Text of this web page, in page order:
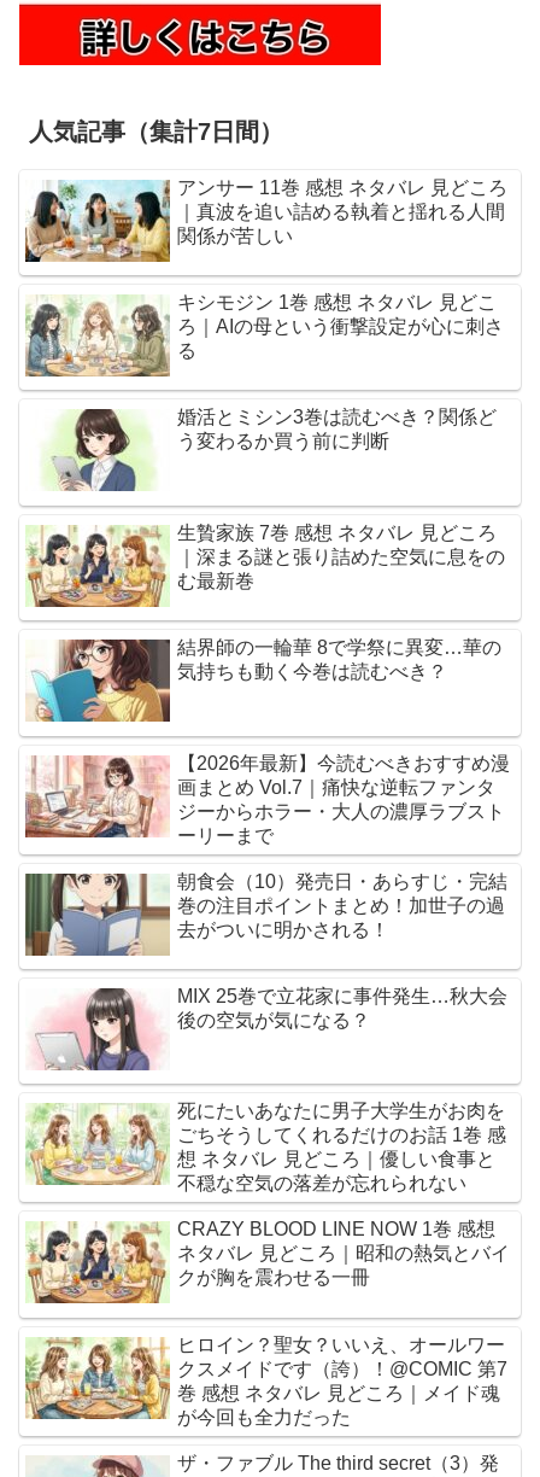
人気記事（集計7日間）
アンサー 11巻 感想 ネタバレ 見どころ
｜真波を追い詰める執着と揺れる人間
関係が苦しい
キシモジン 1巻 感想 ネタバレ 見どこ
ろ｜AIの母という衝撃設定が心に刺さ
る
婚活とミシン3巻は読むべき？関係ど
う変わるか買う前に判断
生贄家族 7巻 感想 ネタバレ 見どころ
｜深まる謎と張り詰めた空気に息をの
む最新巻
結界師の一輪華 8で学祭に異変…華の
気持ちも動く今巻は読むべき？
【2026年最新】今読むべきおすすめ漫
画まとめ Vol.7｜痛快な逆転ファンタ
ジーからホラー・大人の濃厚ラブスト
ーリーまで
朝食会（10）発売日・あらすじ・完結
巻の注目ポイントまとめ！加世子の過
去がついに明かされる！
MIX 25巻で立花家に事件発生…秋大会
後の空気が気になる？
死にたいあなたに男子大学生がお肉を
ごちそうしてくれるだけのお話 1巻 感
想 ネタバレ 見どころ｜優しい食事と
不穏な空気の落差が忘れられない
CRAZY BLOOD LINE NOW 1巻 感想
ネタバレ 見どころ｜昭和の熱気とバイ
クが胸を震わせる一冊
ヒロイン？聖女？いいえ、オールワー
クスメイドです（誇）！@COMIC 第7
巻 感想 ネタバレ 見どころ｜メイド魂
が今回も全力だった
ザ・ファブル The third secret（3）発